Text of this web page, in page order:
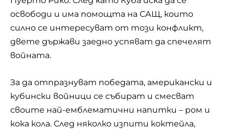
освободи и има помощта на САЩ, които
силно се интересуват от този конфликт,
двете държави заедно успяват да спечелят
войната.
За да отпразнуват победата, американски и
кубински войници се събират и смесват
своите най-емблематични напитки – ром и
кока кола. След няколко изпити коктейла,